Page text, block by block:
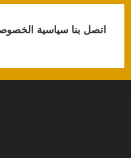
اتصل بناسياسية